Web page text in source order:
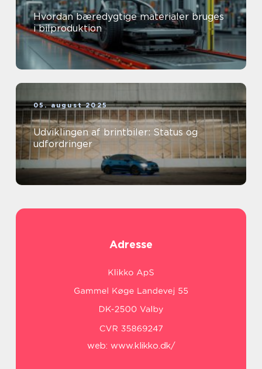
Hvordan bæredygtige materialer bruges
i bilproduktion
05. august 2025
Udviklingen af brintbiler: Status og
udfordringer
Adresse
web: www.klikko.dk/